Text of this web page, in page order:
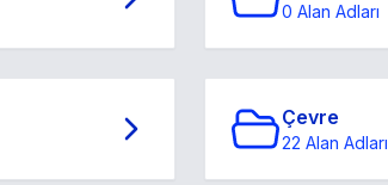
0 Alan Adları
Çevre
22 Alan Adları